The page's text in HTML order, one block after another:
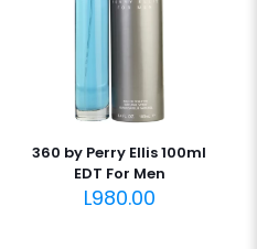
360 by Perry Ellis 100ml
EDT For Men
L980.00